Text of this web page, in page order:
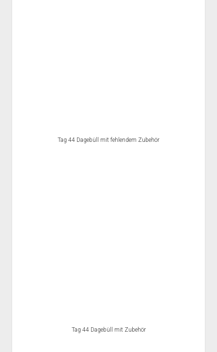
Tag 44 Dagebüll mit fehlendem Zubehör
Tag 44 Dagebüll mit Zubehör